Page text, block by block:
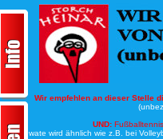
Wir empfehlen an dieser Stelle
UND:
Bei Fuwate wird ähnlich wie z.B. bei